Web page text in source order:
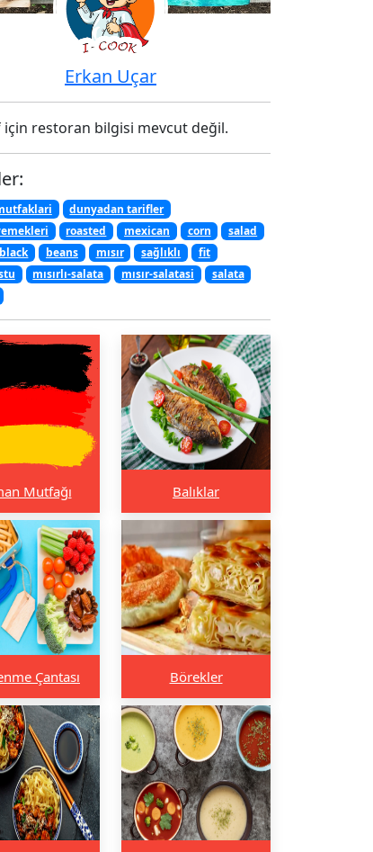
Erkan Uçar
için restoran bilgisi mevcut değil.
dunyadan tarifler
roasted mexican corn
salad
black beans mısır sağlıklı
fit
mısırlı-salata mısır-salatasi
salata
Mutfağı Balıklar
Çantası Börekler